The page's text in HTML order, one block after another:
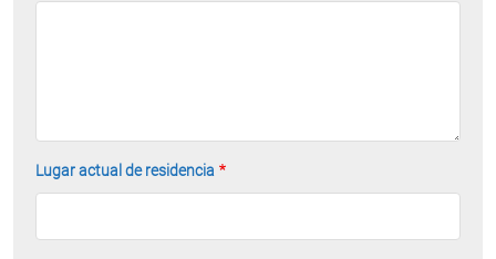
Lugar actual de residencia